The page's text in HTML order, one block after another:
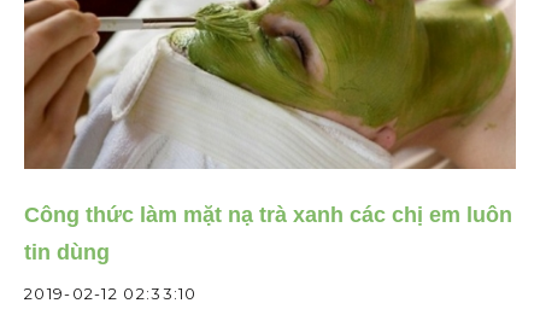
Công thức làm mặt nạ trà xanh các chị em luôn
tin dùng
2019-02-12 02:33:10